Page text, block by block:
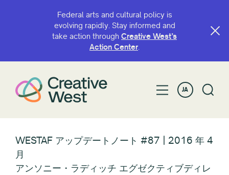
Federal arts and cultural policy is
evolving rapidly. Stay informed and
take action through Creative West’s
Action Center.
JA
WESTAF アップデートノート #87 | 2016 年 4
月
アンソニー・ラディッチ エグゼクティブディレ